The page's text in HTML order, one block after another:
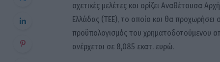
σχετικές μελέτες και ορίζει Αναθέτουσα
Ελλάδας (ΤΕΕ), το οποίο και θα προχωρήσει
προϋπολογισμός του χρηματοδοτούμενου
ανέρχεται σε 8,085 εκατ. ευρώ.